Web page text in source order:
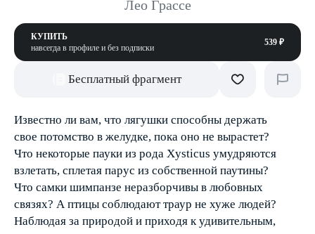
Лео Грассе
КУПИТЬ
навсегда в профиле и без подписки
539 ₽
Бесплатный фрагмент
Известно ли вам, что лягушки способны держать
свое потомство в желудке, пока оно не вырастет?
Что некоторые пауки из рода Xysticus умудряются
взлетать, сплетая парус из собственной паутины?
Что самки шимпанзе неразборчивы в любовных
связях? А птицы соблюдают траур не хуже людей?
Наблюдая за природой и приходя к удивительным,